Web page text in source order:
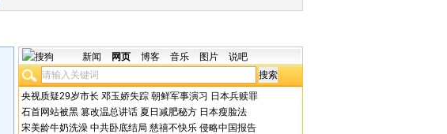
新闻 网页 博客 音乐 图片 说吧
央视质疑29岁市长 邓玉娇失踪 朝鲜军事演习 日本兵赎罪
石首网站被黑 篡改温总讲话 夏日减肥秘方 日本瘦脸法
宋美龄牛奶洗澡 中共卧底结局 慈禧不快乐 侵略中国报告